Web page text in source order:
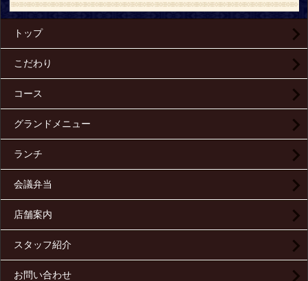
トップ
こだわり
コース
グランドメニュー
ランチ
会議弁当
店舗案内
スタッフ紹介
お問い合わせ